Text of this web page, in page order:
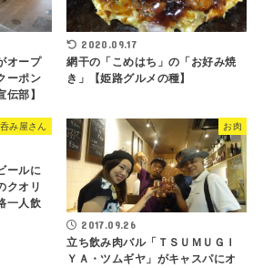
オープ
ーポン
部】
2020.09.17
網干の「こめはち」の「お好み焼
き」【姫路グルメの種】
呑み屋さん
ールに
クオリ
一人飲
お肉
2017.09.26
立ち飲み肉バル「ＴＳＵＭＵＧＩ
ＹＡ・ツムギヤ」がキャスパにオ